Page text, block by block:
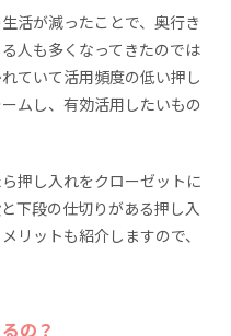
活が減ったことで、奥行き
人も多くなってきたのでは
ていて活用頻度の低い押し
ムし、有効活用したいもの
押し入れをクローゼットに
下段の仕切りがある押し入
リットも紹介しますので、
の？